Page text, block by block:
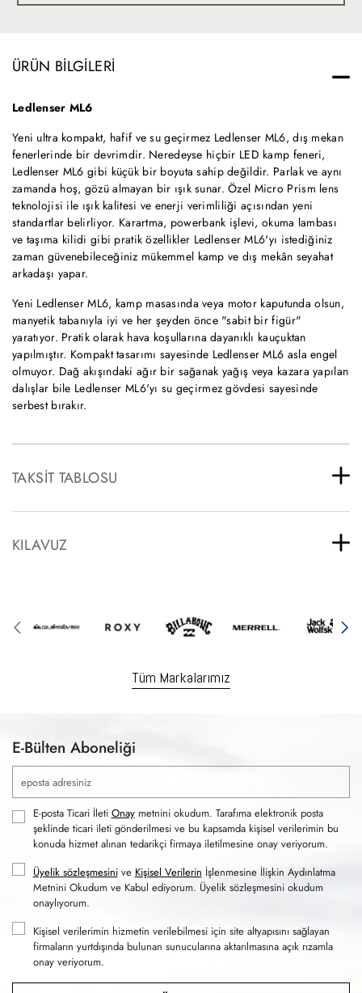
ÜRÜN BILGILERI
Ledlenser ML6
Yeni ultra kompakt, hafif ve su geçirmez Ledlenser ML6, dış mekan
fenerlerinde bir devrimdir. Neredeyse hiçbir LED kamp feneri,
Ledlenser ML6 gibi küçük bir boyuta sahip değildir. Parlak ve aynı
zamanda hoş, gözü almayan bir ışık sunar. Özel Micro Prism lens
teknolojisi ile ışık kalitesi ve enerji verimliliği açısından yeni
standartlar belirliyor. Karartma, powerbank işlevi, okuma lambası
ve taşıma kilidi gibi pratik özellikler Ledlenser ML6'yı istediğiniz
zaman güvenebileceğiniz mükemmel kamp ve dış mekân seyahat
arkadaşı yapar.
Yeni Ledlenser ML6, kamp masasında veya motor kaputunda olsun,
manyetik tabanıyla iyi ve her şeyden önce "sabit bir figür"
yaratıyor. Pratik olarak hava koşullarına dayanıklı kauçuktan
yapılmıştır. Kompakt tasarımı sayesinde Ledlenser ML6 asla engel
olmuyor. Dağ akışındaki ağır bir sağanak yağış veya kazara yapılan
dalışlar bile Ledlenser ML6'yı su geçirmez gövdesi sayesinde
serbest bırakır.
TAKSIT TABLOSU
KILAVUZ
Tüm Markalarımız
E-Bülten Aboneliği
E-posta Ticari İleti Onaymetnini okudum. Tarafıma elektronik posta
şeklinde ticari ileti gönderilmesi ve bu kapsamda kişisel verilerimin bu
konuda hizmet alınan tedarikçi firmaya iletilmesine onay veriyorum.
Üyelik sözleşmesinive Kişisel Verilerin İşlenmesine İlişkin Aydınlatma
Metnini Okudum ve Kabul ediyorum. Üyelik sözleşmesini okudum
onaylıyorum.
Kişisel verilerimin hizmetin verilebilmesi için site altyapısını sağlayan
firmaların yurtdışında bulunan sunucularına aktarılmasına açık rızamla
onay veriyorum.